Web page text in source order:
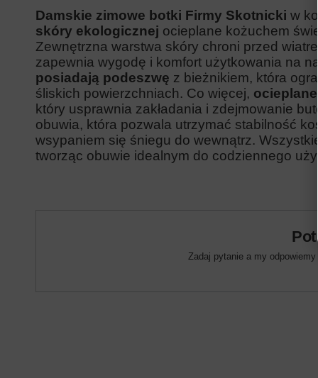
Damskie zimowe botki Firmy Skotnicki w
skóry ekologicznej ocieplane kożuchem
Zewnętrzna warstwa skóry chroni przed
zapewnia wygodę i komfort użytkowania na
posiadają podeszwę z bieżnikiem, która
śliskich powierzchniach. Co więcej,
który usprawnia zakładania i zdejmowanie
obuwia, która pozwala utrzymać stabilność
wsypaniem się śniegu do wewnątrz.
tworząc obuwie idealnym do codziennego
Zadaj pytanie a my